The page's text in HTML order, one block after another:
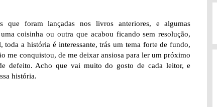
que foram lançadas nos livros anteriores, e algumas
coisinha ou outra que acabou ficando sem resolução,
a história é interessante, trás um tema forte de fundo,
me conquistou, de me deixar ansiosa para ler um próximo
defeito. Acho que vai muito do gosto de cada leitor, e
história.